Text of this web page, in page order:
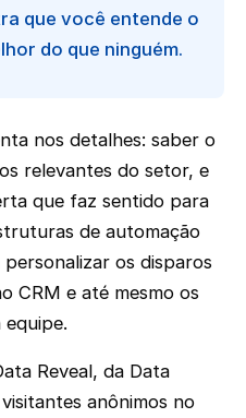
que você entende o
do que ninguém.
nos detalhes: saber o
relevantes do setor, e
que faz sentido para
de automação
os disparos
CRM e até mesmo os
Reveal, da Data
anônimos no